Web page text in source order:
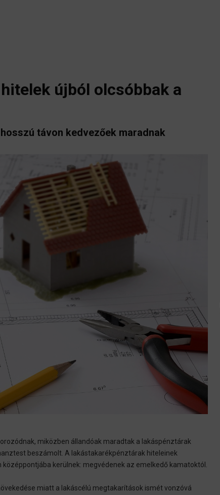
újból olcsóbbak a
távon kedvezőek maradnak
miközben állandóak maradtak a lakáspénztárak
beszámolt. A lakástakarékpénztárak hiteleinek
kerülnek: megvédenek az emelkedő kamatoktól.
miatt a lakáscélú megtakarítások ismét vonzóvá